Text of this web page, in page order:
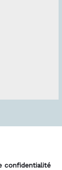
confidentialité